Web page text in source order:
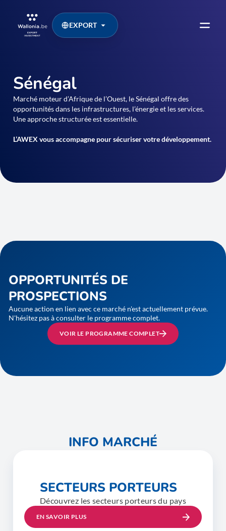
EXPORT
Sénégal
Marché moteur d’Afrique de l’Ouest, le Sénégal offre des
opportunités dans les infrastructures, l’énergie et les services.
Une approche structurée est essentielle.
L’AWEX vous accompagne pour sécuriser votre développement.
OPPORTUNITÉS DE
PROSPECTIONS
Aucune action en lien avec ce marché n'est actuellement prévue.
N'hésitez pas à consulter le programme complet.
VOIR LE PROGRAMME COMPLET
INFO MARCHÉ
SECTEURS PORTEURS
Découvrez les secteurs porteurs du pays
EN SAVOIR PLUS